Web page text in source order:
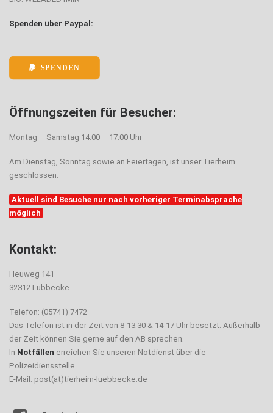
Spenden über Paypal:
SPENDEN
Öffnungszeiten für Besucher:
Montag – Samstag 14.00 – 17.00 Uhr
Am Dienstag, Sonntag sowie an Feiertagen, ist unser Tierheim
geschlossen.
Aktuell sind Besuche nur nach vorheriger Terminabsprache
möglich
Kontakt:
Heuweg 141
32312 Lübbecke
Telefon: (05741) 7472
Das Telefon ist in der Zeit von 8-13.30 & 14-17 Uhr besetzt. Außerhalb
der Zeit können Sie gerne auf den AB sprechen.
In Notfällen erreichen Sie unseren Notdienst über die
Polizeidiensstelle.
E-Mail: post(at)tierheim-luebbecke.de